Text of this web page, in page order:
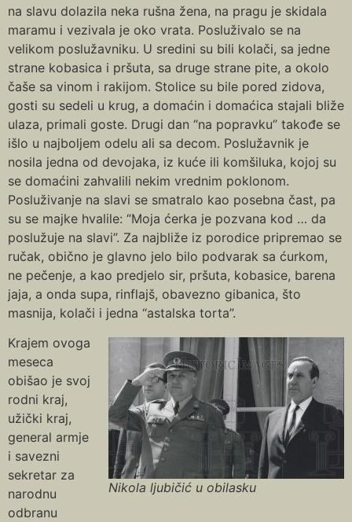
na slavu dolazila neka rušna žena, na pragu je skidala
maramu i vezivala je oko vrata. Posluživalo se na
velikom poslužavniku. U sredini su bili kolači, sa jedne
strane kobasica i pršuta, sa druge strane pite, a okolo
čaše sa vinom i rakijom. Stolice su bile pored zidova,
gosti su sedeli u krug, a domaćin i domaćica stajali bliže
ulaza, primali goste. Drugi dan “na popravku” takođe se
išlo u najboljem odelu ali sa decom. Poslužavnik je
nosila jedna od devojaka, iz kuće ili komšiluka, kojoj su
se domaćini zahvalili nekim vrednim poklonom.
Posluživanje na slavi se smatralo kao posebna čast, pa
su se majke hvalile: “Moja ćerka je pozvana kod … da
poslužuje na slavi”. Za najbliže iz porodice pripremao se
ručak, obično je glavno jelo bilo podvarak sa ćurkom,
ne pečenje, a kao predjelo sir, pršuta, kobasice, barena
jaja, a onda supa, rinflajš, obavezno gibanica, što
masnija, kolači i jedna “astalska torta”.
Nikola ljubičić u obilasku
Krajem ovoga
meseca
obišao je svoj
rodni kraj,
užički kraj,
general armje
i savezni
sekretar za
narodnu
odbranu